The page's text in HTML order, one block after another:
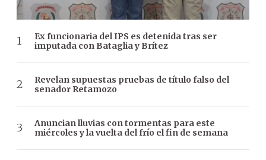
Ex funcionaria del IPS es detenida tras ser
imputada con Bataglia y Brítez
Revelan supuestas pruebas de título falso del
senador Retamozo
Anuncian lluvias con tormentas para este
miércoles y la vuelta del frío el fin de semana